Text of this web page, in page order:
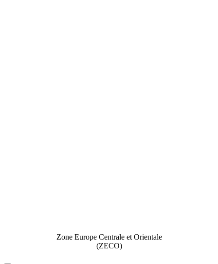
Zone Europe Centrale et Orientale
(ZECO)